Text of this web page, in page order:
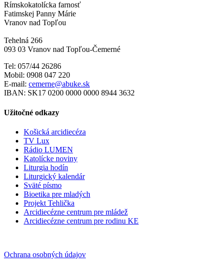
Rímskokatolícka farnosť
Fatimskej Panny Márie
Vranov nad Topľou
Tehelná 266
093 03 Vranov nad Topľou-Čemerné
Tel: 057/44 26286
Mobil: 0908 047 220
E-mail: cemerne@abuke.sk
IBAN: SK17 0200 0000 0000 8944 3632
Užitočné odkazy
Košická arcidiecéza
TV Lux
Rádio LUMEN
Katolícke noviny
Liturgia hodín
Liturgický kalendár
Sväté písmo
Bioetika pre mladých
Projekt Tehlička
Arcidiecézne centrum pre mládež
Arcidiecézne centrum pre rodinu KE
Ochrana osobných údajov